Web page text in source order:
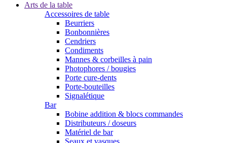
Arts de la table
Accessoires de table
Beurriers
Bonbonnières
Cendriers
Condiments
Mannes & corbeilles à pain
Photophores / bougies
Porte cure-dents
Porte-bouteilles
Signalétique
Bar
Bobine addition & blocs commandes
Distributeurs / doseurs
Matériel de bar
Seaux et vasques